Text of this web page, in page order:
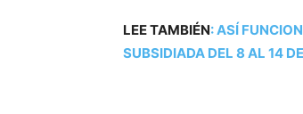
LEE TAMBIÉN:ASÍ
SUBSIDIADA DEL 8 AL 14